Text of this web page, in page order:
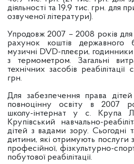
діяльності та 19,9 тис. грн. для
озвученої літератури).
Упродовж 2007 – 2008 років
рахунок коштів державного
музичні DVD-плеєри, годинники
з термометром. Загальні
технічних засобів реабілітації
грн.
Для забезпечення права
повноцінну освіту в 2007
школу-інтернат у с. Крупа
Крупівський навчально-
дітей з вадами зору. Сьогодні
дитини, які отримують послуги
професійної, фізкультурно-
побутової реабілітації.